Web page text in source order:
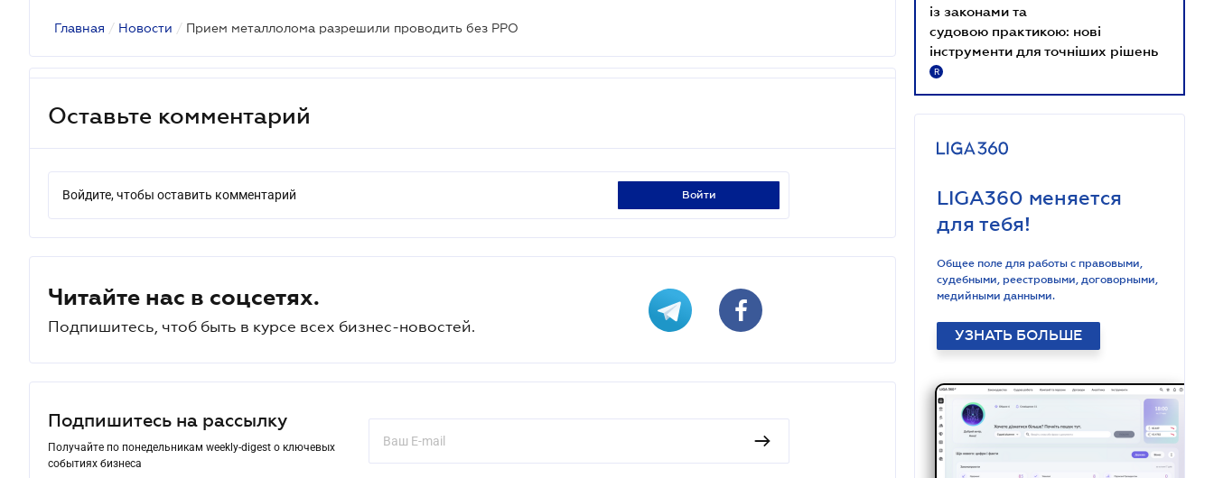
Главная / Новости / Прием металлолома разрешили проводить без РРО
Оставьте комментарий
Войдите, чтобы оставить комментарий войти
Читайте нас в соцсетях.
Подпишитесь, чтоб быть в курсе всех бизнес-новостей.
Подпишитесь на рассылку
Получайте по понедельникам weekly-digest о ключевых
событиях бизнеса
із законами та
судовою практикою: нові
інструменти для точніших рішень
R
LIGA360 меняется
для тебя!
Общее поле для работы с правовыми,
судебными, реестровыми, договорными,
медийными данными.
УЗНАТЬ БОЛЬШЕ